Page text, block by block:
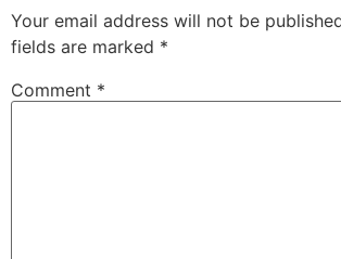
Your email address will not be
fields are marked *
Comment *